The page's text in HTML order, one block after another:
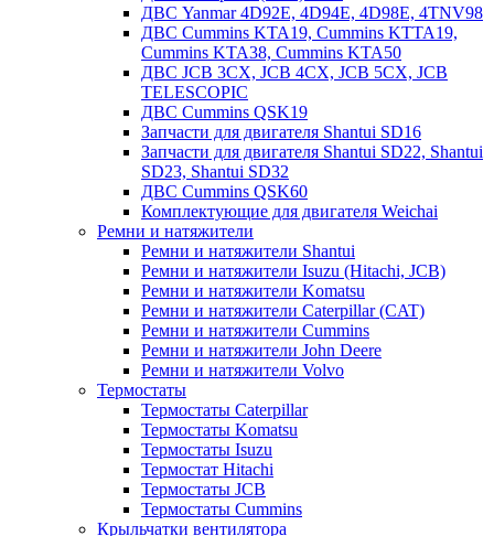
ДВС Yanmar 4D92E, 4D94E, 4D98E, 4TNV98
ДВС Cummins KTA19, Cummins KTTA19,
Cummins KTA38, Cummins KTA50
ДВС JCB 3CX, JCB 4CX, JCB 5CX, JCB
TELESCOPIC
ДВС Cummins QSK19
Запчасти для двигателя Shantui SD16
Запчасти для двигателя Shantui SD22, Shantui
SD23, Shantui SD32
ДВС Cummins QSK60
Комплектующие для двигателя Weichai
Ремни и натяжители
Ремни и натяжители Shantui
Ремни и натяжители Isuzu (Hitachi, JCB)
Ремни и натяжители Komatsu
Ремни и натяжители Caterpillar (CAT)
Ремни и натяжители Cummins
Ремни и натяжители John Deere
Ремни и натяжители Volvo
Термостаты
Термостаты Caterpillar
Термостаты Komatsu
Термостаты Isuzu
Термостат Hitachi
Термостаты JCB
Термостаты Cummins
Крыльчатки вентилятора